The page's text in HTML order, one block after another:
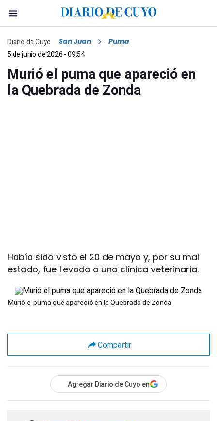
Diario de Cuyo San Juan Puma
5 de junio de 2026 - 09:54
Murió el puma que apareció en
la Quebrada de Zonda
Había sido visto el 20 de mayo y, por su mal
estado, fue llevado a una clínica veterinaria.
Murió el puma que apareció en la Quebrada de Zonda
Compartir
Agregar Diario de Cuyo en